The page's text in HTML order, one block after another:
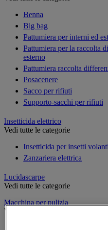
Benna
Big bag
Pattumiera per interni ed
Pattumiera per la raccolta
esterno
Pattumiera raccolta
Posacenere
Sacco per rifiuti
Supporto-sacchi per rifiuti
Insetticida elettrico
Vedi tutte le categorie
Insetticida per insetti volanti
Zanzariera elettrica
Lucidascarpe
Vedi tutte le categorie
Macchina per pulizia
Vedi tutte le categorie